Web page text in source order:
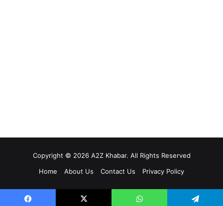
Copyright © 2026 A2Z Khabar. All Rights Reserved
Home
About Us Contact Us Privacy Policy